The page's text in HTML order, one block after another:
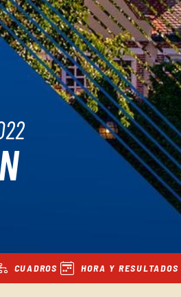
CUADROS HORA Y RESULTADOS